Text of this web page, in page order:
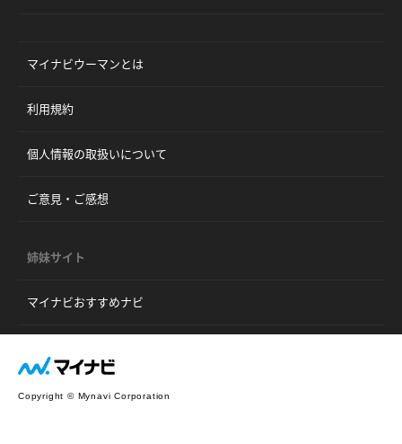
マイナビウーマンとは
利用規約
個人情報の取扱いについて
ご意見・ご感想
姉妹サイト
マイナビおすすめナビ
Copyright © Mynavi Corporation